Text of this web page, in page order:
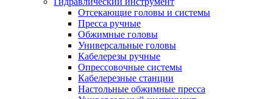
Отсекающие головы и системы
Пресса ручные
Обжимные головы
Универсальные головы
Кабелерезы ручные
Опрессовочные системы
Кабелерезные станции
Настольные обжимные пресса